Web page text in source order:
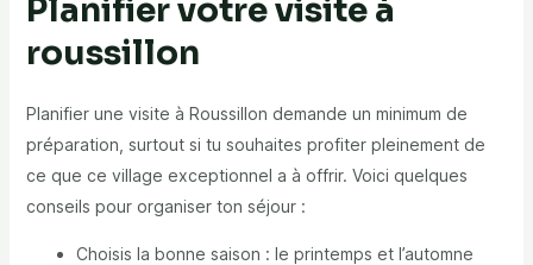
Planifier votre visite à
roussillon
Planifier une visite à Roussillon demande un minimum de
préparation, surtout si tu souhaites profiter pleinement de
ce que ce village exceptionnel a à offrir. Voici quelques
conseils pour organiser ton séjour :
Choisis la bonne saison : le printemps et l’automne